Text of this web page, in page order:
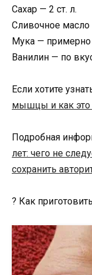
Сахар — 2 ст. л.
Сливочное
Мука — примерно
Ванилин — по
Если хотите
мышцы и как это
Подробная
лет: чего не
сохранить
? Как